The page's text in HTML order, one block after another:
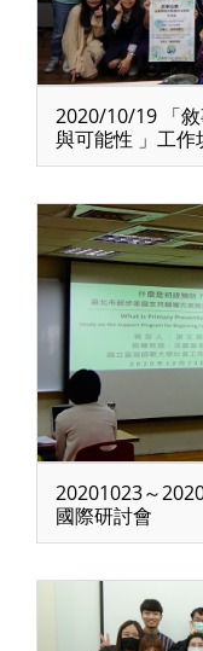
2020/10/19 「
與可能性 」工作
20201023～
國際研討會